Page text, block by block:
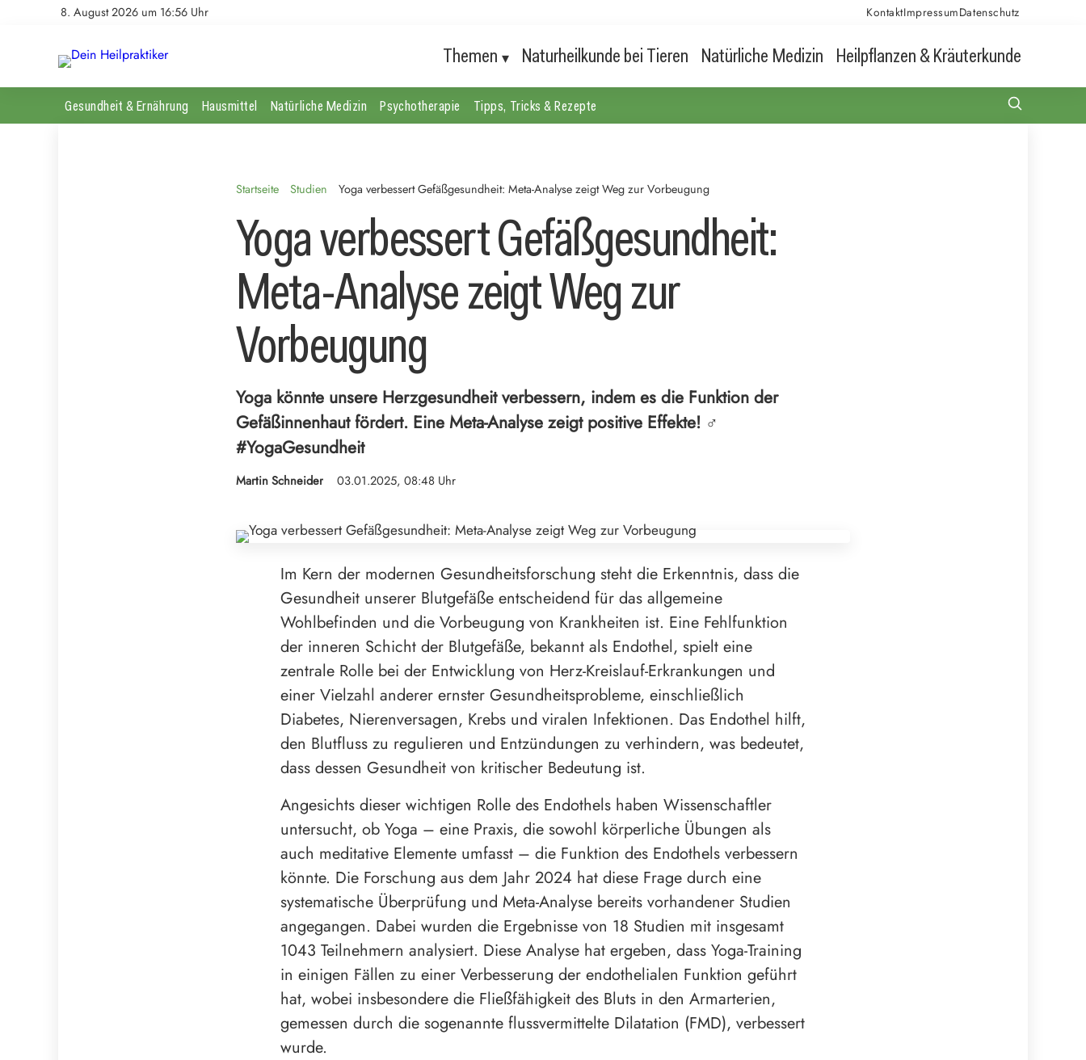
8. August 2026 um 16:56 Uhr KontaktImpressumDatenschutz
Themen Naturheilkunde bei Tieren Natürliche Medizin Heilpflanzen & Kräuterkunde
Gesundheit & Ernährung Hausmittel Natürliche Medizin Psychotherapie Tipps, Tricks & Rezepte
Startseite Studien Yoga verbessert Gefäßgesundheit: Meta-Analyse zeigt Weg zur Vorbeugung
Yoga verbessert Gefäßgesundheit:
Meta-Analyse zeigt Weg zur
Vorbeugung
Yoga könnte unsere Herzgesundheit verbessern, indem es die Funktion der
Gefäßinnenhaut fördert. Eine Meta-Analyse zeigt positive Effekte! ‍♂️
#YogaGesundheit
Martin Schneider 03.01.2025, 08:48 Uhr
Im Kern der modernen Gesundheitsforschung steht die Erkenntnis, dass die
Gesundheit unserer Blutgefäße entscheidend für das allgemeine
Wohlbefinden und die Vorbeugung von Krankheiten ist. Eine Fehlfunktion
der inneren Schicht der Blutgefäße, bekannt als Endothel, spielt eine
zentrale Rolle bei der Entwicklung von Herz-Kreislauf-Erkrankungen und
einer Vielzahl anderer ernster Gesundheitsprobleme, einschließlich
Diabetes, Nierenversagen, Krebs und viralen Infektionen. Das Endothel hilft,
den Blutfluss zu regulieren und Entzündungen zu verhindern, was bedeutet,
dass dessen Gesundheit von kritischer Bedeutung ist.
Angesichts dieser wichtigen Rolle des Endothels haben Wissenschaftler
untersucht, ob Yoga – eine Praxis, die sowohl körperliche Übungen als
auch meditative Elemente umfasst – die Funktion des Endothels verbessern
könnte. Die Forschung aus dem Jahr 2024 hat diese Frage durch eine
systematische Überprüfung und Meta-Analyse bereits vorhandener Studien
angegangen. Dabei wurden die Ergebnisse von 18 Studien mit insgesamt
1043 Teilnehmern analysiert. Diese Analyse hat ergeben, dass Yoga-Training
in einigen Fällen zu einer Verbesserung der endothelialen Funktion geführt
hat, wobei insbesondere die Fließfähigkeit des Bluts in den Armarterien,
gemessen durch die sogenannte flussvermittelte Dilatation (FMD), verbessert
wurde.